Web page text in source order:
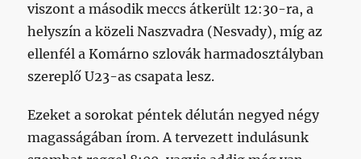
viszont a második meccs átkerült 12:30-ra, a
helyszín a közeli Naszvadra (Nesvady), míg az
ellenfél a Komárno szlovák harmadosztályban
szereplő U23-as csapata lesz.
Ezeket a sorokat péntek délután negyed négy
magasságában írom. A tervezett indulásunk